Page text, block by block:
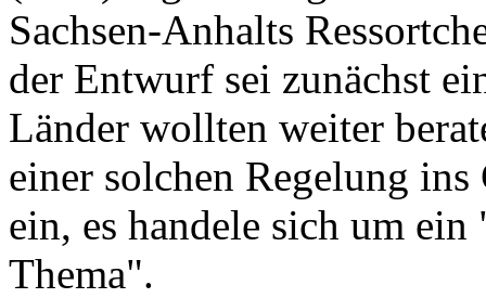
Sachsen-Anhalts
der Entwurf sei zunächst
Länder wollten weiter
einer solchen Regelung
ein, es handele sich um
Thema".